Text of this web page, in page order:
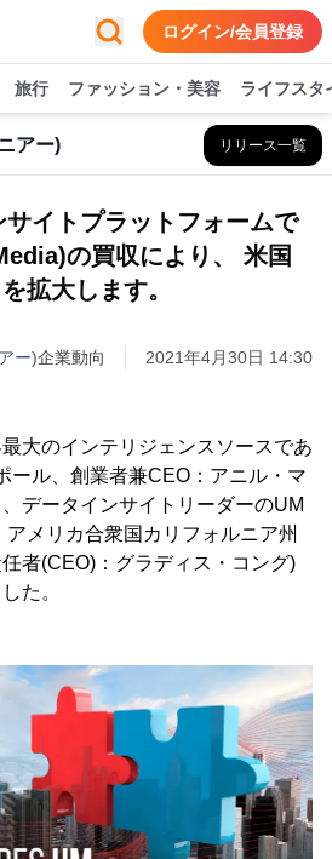
ログイン/会員登録
旅行 ファッション・美容 ライフスタ
アー) リリース一覧
イトプラットフォームで
の買収により、 米国
拡大します。
ー)企業動向 2021年4月30日 14:30
大のインテリジェンスソースであ
ール、創業者兼CEO：アニル・マ
データインサイトリーダーのUM
メリカ合衆国カリフォルニア州
者(CEO)：グラディス・コング)
た。